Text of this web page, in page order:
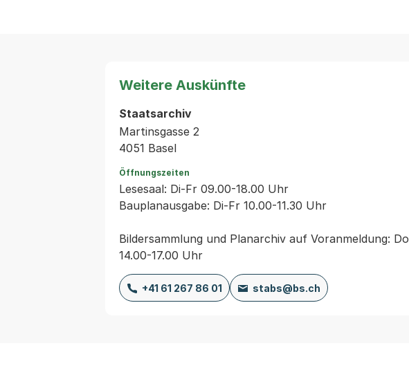
Weitere Auskünfte
Staatsarchiv
Martinsgasse 2
4051 Basel
Öffnungszeiten
Lesesaal: Di-Fr 09.00-18.00 Uhr
Bauplanausgabe: Di-Fr 10.00-11.30 Uhr
Bildersammlung und Planarchiv auf Voranmeldung: Do
14.00-17.00 Uhr
+41 61 267 86 01 stabs@bs.ch